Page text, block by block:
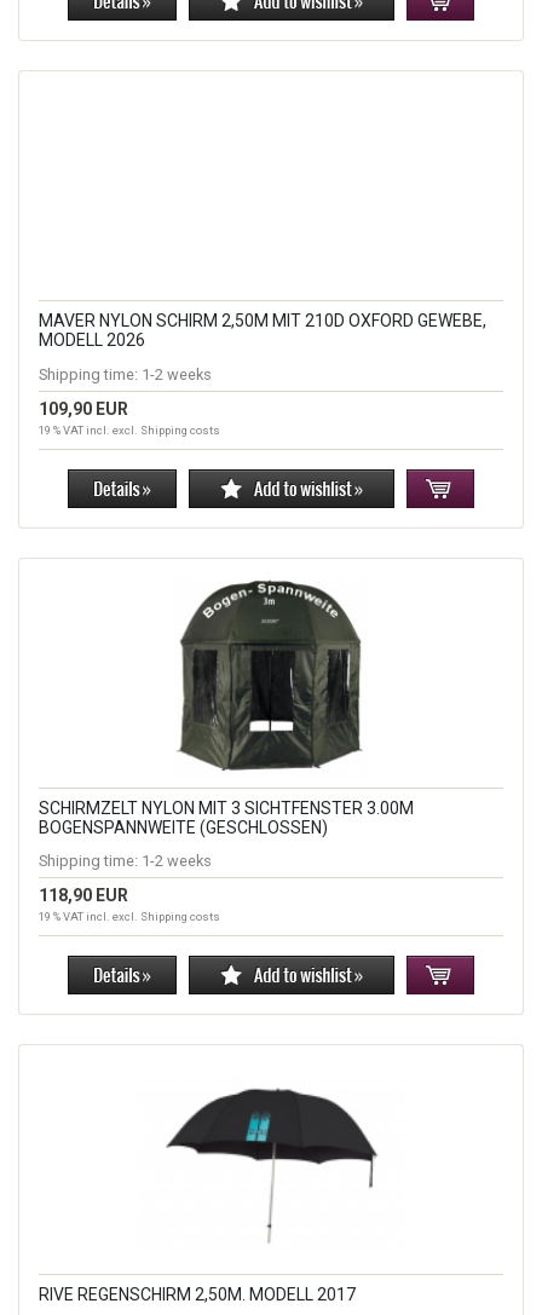
MAVER NYLON SCHIRM 2,50M MIT 210D OXFORD GEWEBE,
MODELL 2026
Shipping time: 1-2 weeks
109,90 EUR
19 % VAT incl. excl. Shipping costs
SCHIRMZELT NYLON MIT 3 SICHTFENSTER 3.00M
BOGENSPANNWEITE (GESCHLOSSEN)
Shipping time: 1-2 weeks
118,90 EUR
19 % VAT incl. excl. Shipping costs
RIVE REGENSCHIRM 2,50M. MODELL 2017